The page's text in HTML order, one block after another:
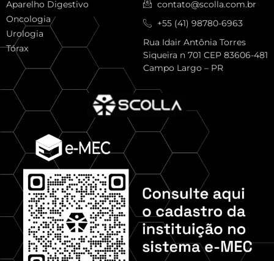
Aparelho Digestivo
Oncologia
Urologia
Tórax
contato@scolla.com.br
+55 (41) 98780-6963
Rua Idair Antônia Torres
Siqueira n 701 CEP 83606-481
Campo Largo – PR